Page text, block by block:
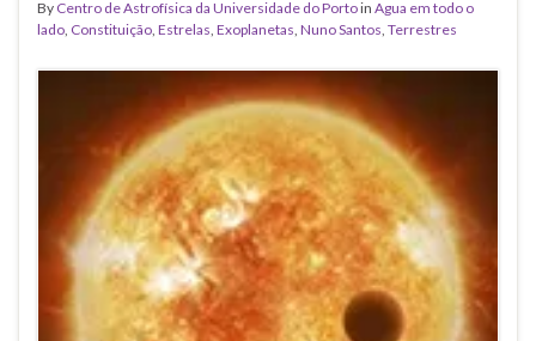
By Centro de Astrofísica da Universidade do Portoin Agua em todo o
lado, Constituição, Estrelas, Exoplanetas, Nuno Santos, Terrestres